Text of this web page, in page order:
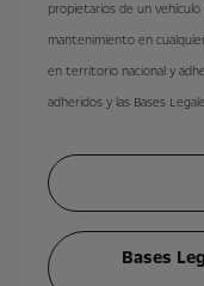
propietarios de un
mantenimiento en
en territorio nacional y
adheridos y las Bases
Bases